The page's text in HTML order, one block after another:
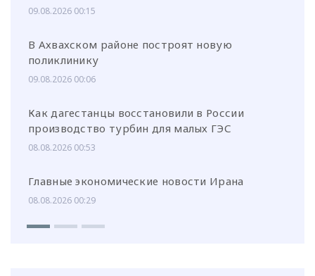
09.08.2026 00:15
В Ахвахском районе построят новую
поликлинику
09.08.2026 00:06
Как дагестанцы восстановили в России
производство турбин для малых ГЭС
08.08.2026 00:53
Главные экономические новости Ирана
08.08.2026 00:29